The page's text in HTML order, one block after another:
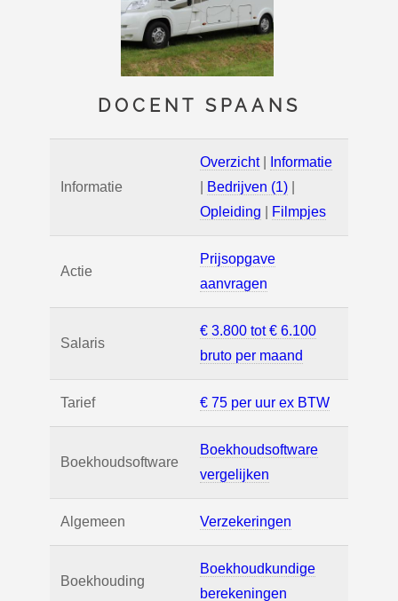
DOCENT SPAANS
Informatie
Overzicht|
Informatie
Bedrijven (1)
Opleiding
Filmpjes
Actie
Prijsopgave
aanvragen
Salaris
€ 3.800 tot € 6.100
bruto per maand
Tarief € 75 per uur ex BTW
Boekhoudsoftware
Boekhoudsoftware
vergelijken
Algemeen Verzekeringen
Boekhouding
Boekhoudkundige
berekeningen